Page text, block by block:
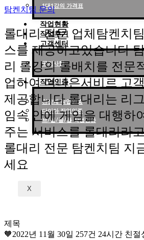
1대1강의 가격표
작업현황
작업후기
고객센터
공지사항
작업인증
천상계 작업인증
다이아 작업인증
브/실/골/플 작업인증
X
탐켄치팀 문의
롤대리 전문 업체탐켄치
스를 제공하고있습니다
리 롤강의 롤배치를 전문
업하여 더나은서비르 고
제공합니다 롤대리는 리
임속 안에 게임을 대행하
주는 서비스를 롤대리라
롤대리 전문 탐켄치팀 지
세요
제목
🧡2022년 11월 30일 257건 24시간 친절